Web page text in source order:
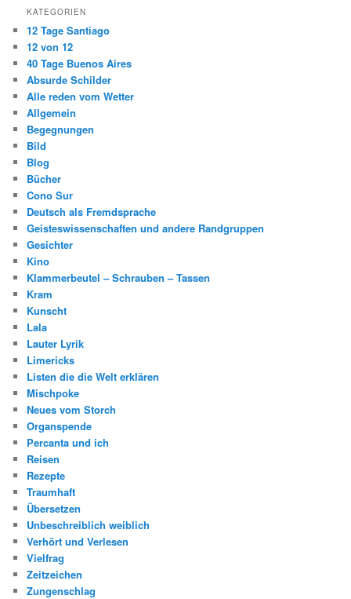
KATEGORIEN
12 Tage Santiago
12 von 12
40 Tage Buenos Aires
Absurde Schilder
Alle reden vom Wetter
Allgemein
Begegnungen
Bild
Blog
Bücher
Cono Sur
Deutsch als Fremdsprache
Geisteswissenschaften und andere Randgruppen
Gesichter
Kino
Klammerbeutel – Schrauben – Tassen
Kram
Kunscht
Lala
Lauter Lyrik
Limericks
Listen die die Welt erklären
Mischpoke
Neues vom Storch
Organspende
Percanta und ich
Reisen
Rezepte
Traumhaft
Übersetzen
Unbeschreiblich weiblich
Verhört und Verlesen
Vielfrag
Zeitzeichen
Zungenschlag